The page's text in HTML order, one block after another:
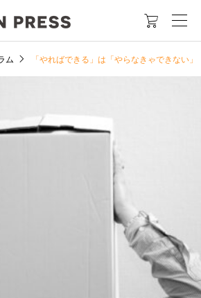

ム 「やればできる」は「やらなきゃできない